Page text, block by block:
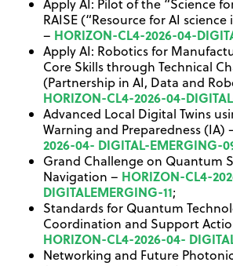
Apply AI: Pilot of the “Science
RAISE (“Resource for AI
– HORIZON-CL4-2026-04-
Apply AI: Robotics for
Core Skills through Technical
(Partnership in AI, Data and
HORIZON-CL4-2026-04-
Advanced Local Digital Twins
Warning and Preparedness (IA)
2026-04- DIGITAL-EMERGING-
Grand Challenge on Quantum
Navigation – HORIZON-CL4-
DIGITALEMERGING-11;
Standards for Quantum
Coordination and Support
HORIZON-CL4-2026-04-
Networking and Future